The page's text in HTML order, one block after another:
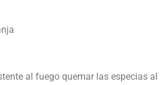
al fuego quemar las especias